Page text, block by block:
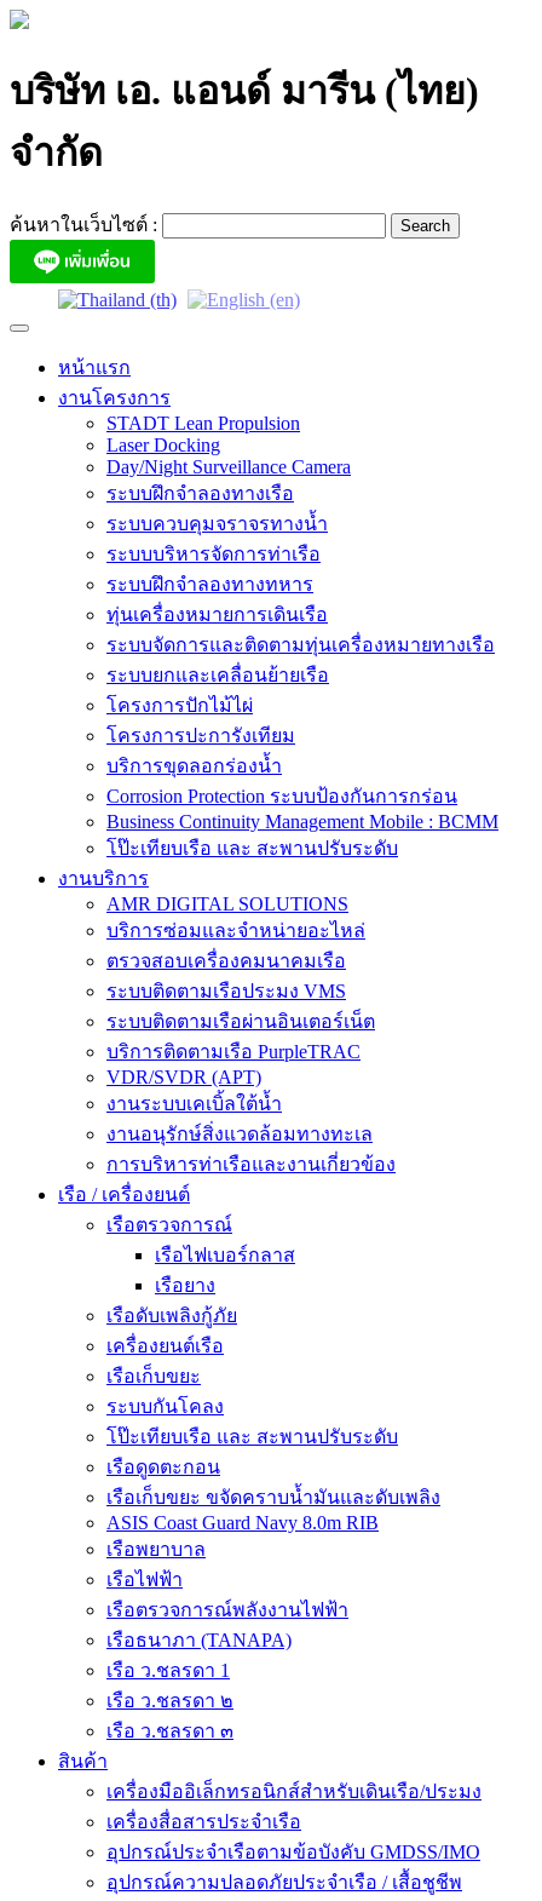
Skip
บริษัท เอ. แอนด์ มารีน (ไทย)
จำกัด
ค้นหาในเว็บไซต์ :
หน้าแรก
งานโครงการ
STADT Lean Propulsion
Laser Docking
Day/Night Surveillance Camera
ระบบฝึกจำลองทางเรือ
ระบบควบคุมจราจรทางน้ำ
ระบบบริหารจัดการท่าเรือ
ระบบฝึกจำลองทางทหาร
ทุ่นเครื่องหมายการเดินเรือ
ระบบจัดการและติดตามทุ่นเครื่องหมายทางเรือ
ระบบยกและเคลื่อนย้ายเรือ
โครงการปักไม้ไผ่
โครงการปะการังเทียม
บริการขุดลอกร่องน้ำ
Corrosion Protection ระบบป้องกันการกร่อน
Business Continuity Management Mobile : BCMM
โป๊ะเทียบเรือ และ สะพานปรับระดับ
งานบริการ
AMR DIGITAL SOLUTIONS
บริการซ่อมและจำหน่ายอะไหล่
ตรวจสอบเครื่องคมนาคมเรือ
ระบบติดตามเรือประมง VMS
ระบบติดตามเรือผ่านอินเตอร์เน็ต
บริการติดตามเรือ PurpleTRAC
VDR/SVDR (APT)
งานระบบเคเบิ้ลใต้น้ำ
งานอนุรักษ์สิ่งแวดล้อมทางทะเล
การบริหารท่าเรือและงานเกี่ยวข้อง
เรือ / เครื่องยนต์
เรือตรวจการณ์
เรือไฟเบอร์กลาส
เรือยาง
เรือดับเพลิงกู้ภัย
เครื่องยนต์เรือ
เรือเก็บขยะ
ระบบกันโคลง
โป๊ะเทียบเรือ และ สะพานปรับระดับ
เรือดูดตะกอน
เรือเก็บขยะ ขจัดคราบน้ำมันและดับเพลิง
ASIS Coast Guard Navy 8.0m RIB
เรือพยาบาล
เรือไฟฟ้า
เรือตรวจการณ์พลังงานไฟฟ้า
เรือธนาภา (TANAPA)
เรือ ว.ชลรดา 1
เรือ ว.ชลรดา ๒
เรือ ว.ชลรดา ๓
สินค้า
เครื่องมืออิเล็กทรอนิกส์สำหรับเดินเรือ/ประมง
เครื่องสื่อสารประจำเรือ
อุปกรณ์ประจำเรือตามข้อบังคับ GMDSS/IMO
อุปกรณ์ความปลอดภัยประจำเรือ / เสื้อชูชีพ